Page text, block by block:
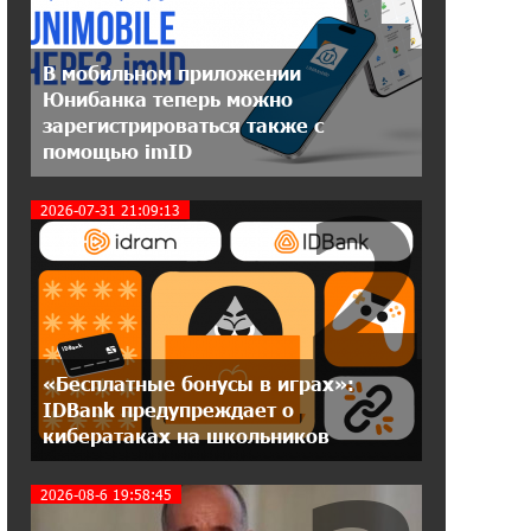
20:31:19 14-07-2026
Юнибанк разыграет поездку в
Италию среди новых держателей
карт Mastercard World «Travel»
Москва–Баку: есть разногласия, но
связи сохраняются. А мы что
делаем?
18:04:39 13-07-2026
День благодарности клиентам в
Ванадзоре: IDBank
17:07:36 11-07-2026
уничтожить Армению․ Аршак
В мобильном приложении
Юнибанка теперь можно
зарегистрироваться также с
помощью imID
2026-07-31 21:09:13
«Бесплатные бонусы в играх»:
IDBank предупреждает о
кибератаках на школьников
2
2026-08-6 19:58:45